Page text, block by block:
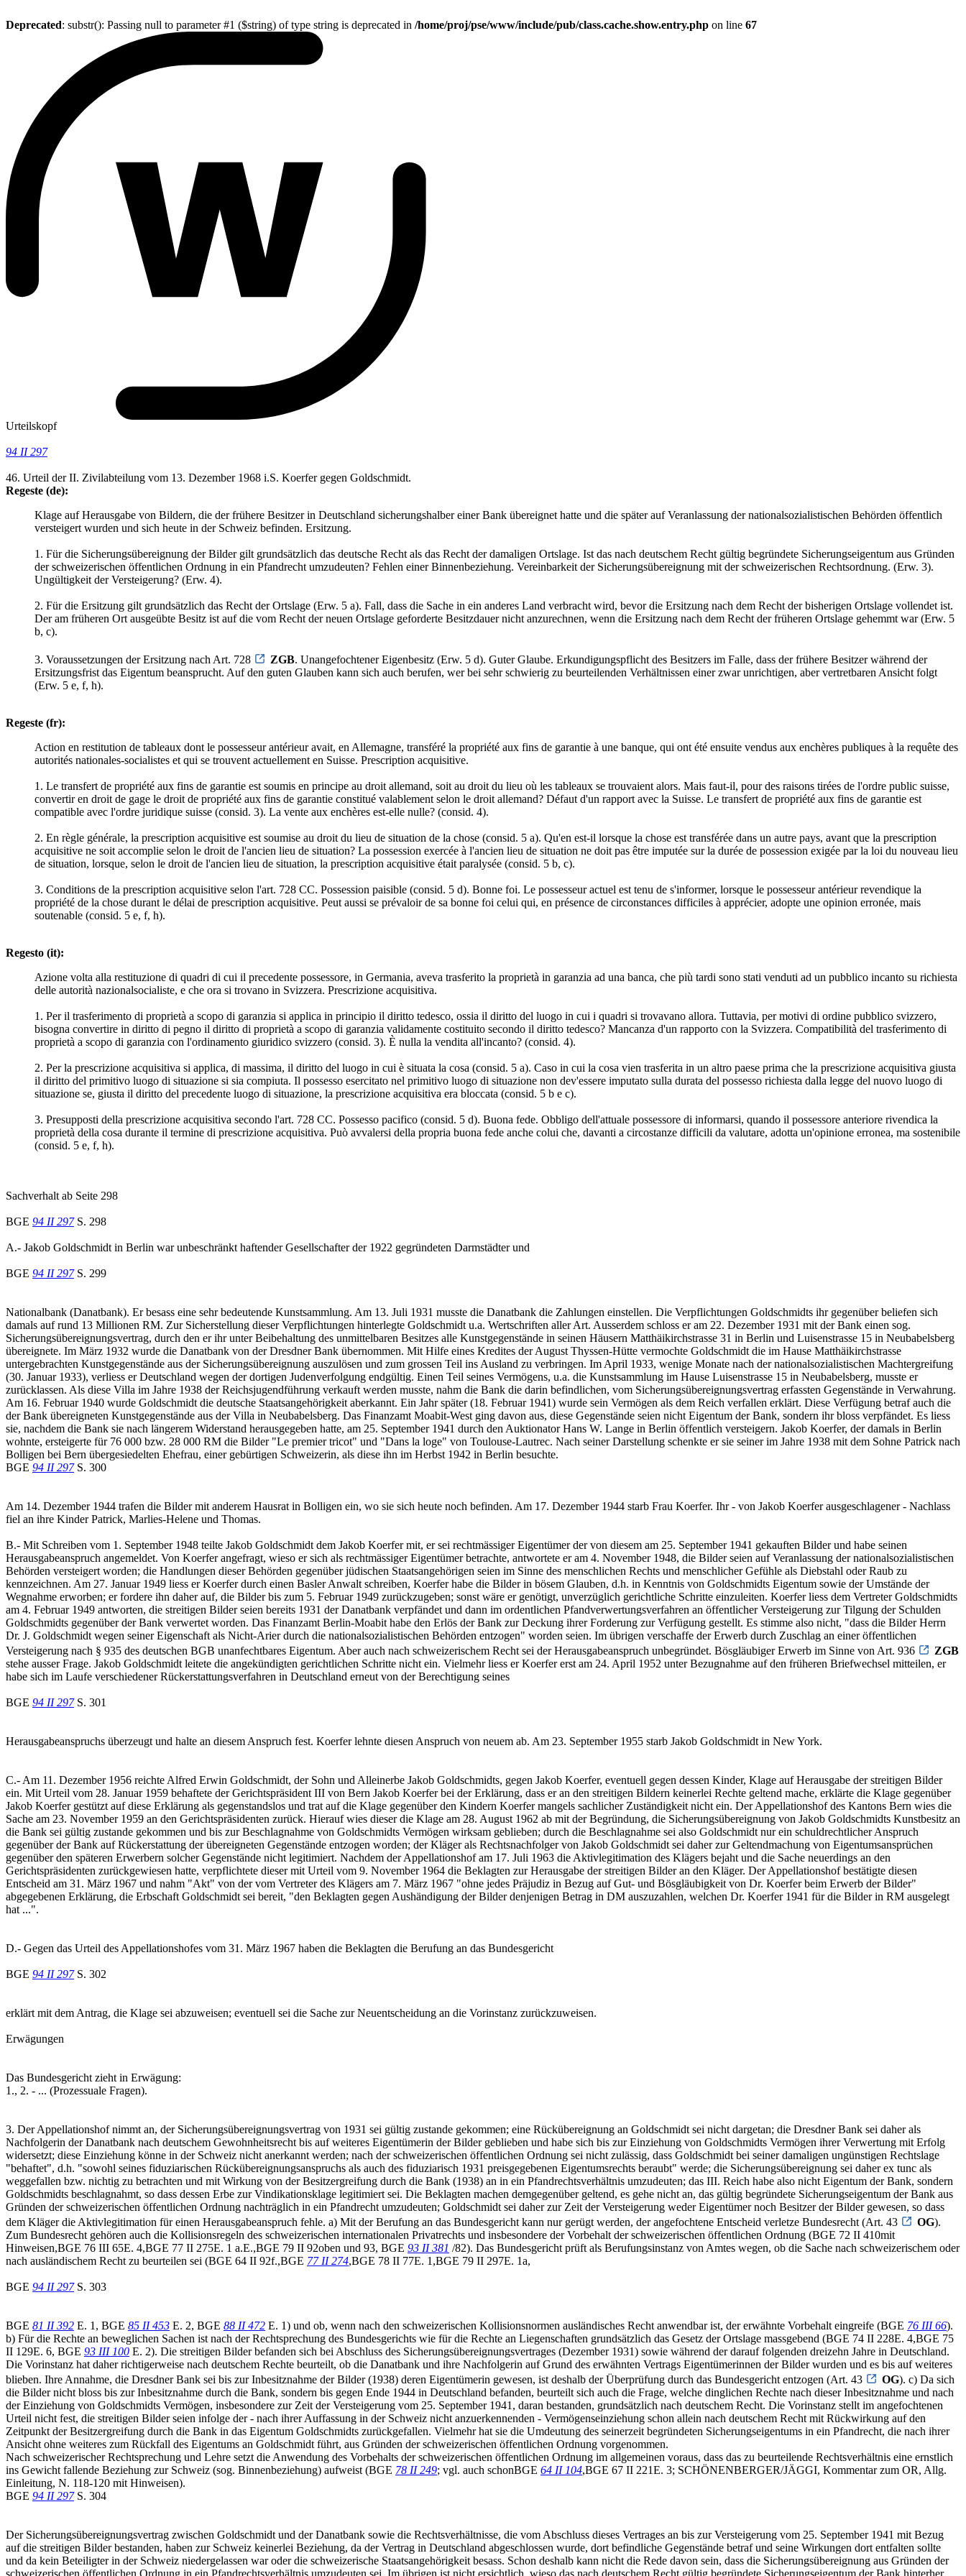
Deprecated: substr(): Passing null to parameter #1 ($string) of type string is deprecated in /home/proj/pse/www/include/pub/class.cache.show.entry.php on line 67
Urteilskopf
94 II 297
46. Urteil der II. Zivilabteilung vom 13. Dezember 1968 i.S. Koerfer gegen Goldschmidt.
Regeste (de):
Klage auf Herausgabe von Bildern, die der frühere Besitzer in Deutschland sicherungshalber einer Bank übereignet hatte und die später auf Veranlassung der nationalsozialistischen Behörden öffentlich
versteigert wurden und sich heute in der Schweiz befinden. Ersitzung.
1. Für die Sicherungsübereignung der Bilder gilt grundsätzlich das deutsche Recht als das Recht der damaligen Ortslage. Ist das nach deutschem Recht gültig begründete Sicherungseigentum aus Gründen
der schweizerischen öffentlichen Ordnung in ein Pfandrecht umzudeuten? Fehlen einer Binnenbeziehung. Vereinbarkeit der Sicherungsübereignung mit der schweizerischen Rechtsordnung. (Erw. 3).
Ungültigkeit der Versteigerung? (Erw. 4).
2. Für die Ersitzung gilt grundsätzlich das Recht der Ortslage (Erw. 5 a). Fall, dass die Sache in ein anderes Land verbracht wird, bevor die Ersitzung nach dem Recht der bisherigen Ortslage vollendet ist.
Der am früheren Ort ausgeübte Besitz ist auf die vom Recht der neuen Ortslage geforderte Besitzdauer nicht anzurechnen, wenn die Ersitzung nach dem Recht der früheren Ortslage gehemmt war (Erw. 5
b, c).
3. Voraussetzungen der Ersitzung nach Art. 728 ZGB. Unangefochtener Eigenbesitz (Erw. 5 d). Guter Glaube. Erkundigungspflicht des Besitzers im Falle, dass der frühere Besitzer während der
Ersitzungsfrist das Eigentum beansprucht. Auf den guten Glauben kann sich auch berufen, wer bei sehr schwierig zu beurteilenden Verhältnissen einer zwar unrichtigen, aber vertretbaren Ansicht folgt
(Erw. 5 e, f, h).
Regeste (fr):
Action en restitution de tableaux dont le possesseur antérieur avait, en Allemagne, transféré la propriété aux fins de garantie à une banque, qui ont été ensuite vendus aux enchères publiques à la requête des
autorités nationales-socialistes et qui se trouvent actuellement en Suisse. Prescription acquisitive.
1. Le transfert de propriété aux fins de garantie est soumis en principe au droit allemand, soit au droit du lieu où les tableaux se trouvaient alors. Mais faut-il, pour des raisons tirées de l'ordre public suisse,
convertir en droit de gage le droit de propriété aux fins de garantie constitué valablement selon le droit allemand? Défaut d'un rapport avec la Suisse. Le transfert de propriété aux fins de garantie est
compatible avec l'ordre juridique suisse (consid. 3). La vente aux enchères est-elle nulle? (consid. 4).
2. En règle générale, la prescription acquisitive est soumise au droit du lieu de situation de la chose (consid. 5 a). Qu'en est-il lorsque la chose est transférée dans un autre pays, avant que la prescription
acquisitive ne soit accomplie selon le droit de l'ancien lieu de situation? La possession exercée à l'ancien lieu de situation ne doit pas être imputée sur la durée de possession exigée par la loi du nouveau lieu
de situation, lorsque, selon le droit de l'ancien lieu de situation, la prescription acquisitive était paralysée (consid. 5 b, c).
3. Conditions de la prescription acquisitive selon l'art. 728 CC. Possession paisible (consid. 5 d). Bonne foi. Le possesseur actuel est tenu de s'informer, lorsque le possesseur antérieur revendique la
propriété de la chose durant le délai de prescription acquisitive. Peut aussi se prévaloir de sa bonne foi celui qui, en présence de circonstances difficiles à apprécier, adopte une opinion erronée, mais
soutenable (consid. 5 e, f, h).
Regesto (it):
Azione volta alla restituzione di quadri di cui il precedente possessore, in Germania, aveva trasferito la proprietà in garanzia ad una banca, che più tardi sono stati venduti ad un pubblico incanto su richiesta
delle autorità nazionalsocialiste, e che ora si trovano in Svizzera. Prescrizione acquisitiva.
1. Per il trasferimento di proprietà a scopo di garanzia si applica in principio il diritto tedesco, ossia il diritto del luogo in cui i quadri si trovavano allora. Tuttavia, per motivi di ordine pubblico svizzero,
bisogna convertire in diritto di pegno il diritto di proprietà a scopo di garanzia validamente costituito secondo il diritto tedesco? Mancanza d'un rapporto con la Svizzera. Compatibilità del trasferimento di
proprietà a scopo di garanzia con l'ordinamento giuridico svizzero (consid. 3). È nulla la vendita all'incanto? (consid. 4).
2. Per la prescrizione acquisitiva si applica, di massima, il diritto del luogo in cui è situata la cosa (consid. 5 a). Caso in cui la cosa vien trasferita in un altro paese prima che la prescrizione acquisitiva giusta
il diritto del primitivo luogo di situazione si sia compiuta. Il possesso esercitato nel primitivo luogo di situazione non dev'essere imputato sulla durata del possesso richiesta dalla legge del nuovo luogo di
situazione se, giusta il diritto del precedente luogo di situazione, la prescrizione acquisitiva era bloccata (consid. 5 b e c).
3. Presupposti della prescrizione acquisitiva secondo l'art. 728 CC. Possesso pacifico (consid. 5 d). Buona fede. Obbligo dell'attuale possessore di informarsi, quando il possessore anteriore rivendica la
proprietà della cosa durante il termine di prescrizione acquisitiva. Può avvalersi della propria buona fede anche colui che, davanti a circostanze difficili da valutare, adotta un'opinione erronea, ma sostenibile
(consid. 5 e, f, h).
Sachverhalt ab Seite 298
BGE 94 II 297S. 298
A.- Jakob Goldschmidt in Berlin war unbeschränkt haftender Gesellschafter der 1922 gegründeten Darmstädter und
BGE 94 II 297S. 299
Nationalbank (Danatbank). Er besass eine sehr bedeutende Kunstsammlung. Am 13. Juli 1931 musste die Danatbank die Zahlungen einstellen. Die Verpflichtungen Goldschmidts ihr gegenüber beliefen sich
damals auf rund 13 Millionen RM. Zur Sicherstellung dieser Verpflichtungen hinterlegte Goldschmidt u.a. Wertschriften aller Art. Ausserdem schloss er am 22. Dezember 1931 mit der Bank einen sog.
Sicherungsübereignungsvertrag, durch den er ihr unter Beibehaltung des unmittelbaren Besitzes alle Kunstgegenstände in seinen Häusern Matthäikirchstrasse 31 in Berlin und Luisenstrasse 15 in Neubabelsberg
übereignete. Im März 1932 wurde die Danatbank von der Dresdner Bank übernommen. Mit Hilfe eines Kredites der August Thyssen-Hütte vermochte Goldschmidt die im Hause Matthäikirchstrasse
untergebrachten Kunstgegenstände aus der Sicherungsübereignung auszulösen und zum grossen Teil ins Ausland zu verbringen. Im April 1933, wenige Monate nach der nationalsozialistischen Machtergreifung
(30. Januar 1933), verliess er Deutschland wegen der dortigen Judenverfolgung endgültig. Einen Teil seines Vermögens, u.a. die Kunstsammlung im Hause Luisenstrasse 15 in Neubabelsberg, musste er
zurücklassen. Als diese Villa im Jahre 1938 der Reichsjugendführung verkauft werden musste, nahm die Bank die darin befindlichen, vom Sicherungsübereignungsvertrag erfassten Gegenstände in Verwahrung.
Am 16. Februar 1940 wurde Goldschmidt die deutsche Staatsangehörigkeit aberkannt. Ein Jahr später (18. Februar 1941) wurde sein Vermögen als dem Reich verfallen erklärt. Diese Verfügung betraf auch die
der Bank übereigneten Kunstgegenstände aus der Villa in Neubabelsberg. Das Finanzamt Moabit-West ging davon aus, diese Gegenstände seien nicht Eigentum der Bank, sondern ihr bloss verpfändet. Es liess
sie, nachdem die Bank sie nach längerem Widerstand herausgegeben hatte, am 25. September 1941 durch den Auktionator Hans W. Lange in Berlin öffentlich versteigern. Jakob Koerfer, der damals in Berlin
wohnte, ersteigerte für 76 000 bzw. 28 000 RM die Bilder "Le premier tricot" und "Dans la loge" von Toulouse-Lautrec. Nach seiner Darstellung schenkte er sie seiner im Jahre 1938 mit dem Sohne Patrick nach
Bolligen bei Bern übergesiedelten Ehefrau, einer gebürtigen Schweizerin, als diese ihn im Herbst 1942 in Berlin besuchte.
BGE 94 II 297S. 300
Am 14. Dezember 1944 trafen die Bilder mit anderem Hausrat in Bolligen ein, wo sie sich heute noch befinden. Am 17. Dezember 1944 starb Frau Koerfer. Ihr - von Jakob Koerfer ausgeschlagener - Nachlass
fiel an ihre Kinder Patrick, Marlies-Helene und Thomas.
B.- Mit Schreiben vom 1. September 1948 teilte Jakob Goldschmidt dem Jakob Koerfer mit, er sei rechtmässiger Eigentümer der von diesem am 25. September 1941 gekauften Bilder und habe seinen
Herausgabeanspruch angemeldet. Von Koerfer angefragt, wieso er sich als rechtmässiger Eigentümer betrachte, antwortete er am 4. November 1948, die Bilder seien auf Veranlassung der nationalsozialistischen
Behörden versteigert worden; die Handlungen dieser Behörden gegenüber jüdischen Staatsangehörigen seien im Sinne des menschlichen Rechts und menschlicher Gefühle als Diebstahl oder Raub zu
kennzeichnen. Am 27. Januar 1949 liess er Koerfer durch einen Basler Anwalt schreiben, Koerfer habe die Bilder in bösem Glauben, d.h. in Kenntnis von Goldschmidts Eigentum sowie der Umstände der
Wegnahme erworben; er fordere ihn daher auf, die Bilder bis zum 5. Februar 1949 zurückzugeben; sonst wäre er genötigt, unverzüglich gerichtliche Schritte einzuleiten. Koerfer liess dem Vertreter Goldschmidts
am 4. Februar 1949 antworten, die streitigen Bilder seien bereits 1931 der Danatbank verpfändet und dann im ordentlichen Pfandverwertungsverfahren an öffentlicher Versteigerung zur Tilgung der Schulden
Goldschmidts gegenüber der Bank verwertet worden. Das Finanzamt Berlin-Moabit habe den Erlös der Bank zur Deckung ihrer Forderung zur Verfügung gestellt. Es stimme also nicht, "dass die Bilder Herrn
Dr. J. Goldschmidt wegen seiner Eigenschaft als Nicht-Arier durch die nationalsozialistischen Behörden entzogen" worden seien. Im übrigen verschaffe der Erwerb durch Zuschlag an einer öffentlichen
Versteigerung nach § 935 des deutschen BGB unanfechtbares Eigentum. Aber auch nach schweizerischem Recht sei der Herausgabeanspruch unbegründet. Bösgläubiger Erwerb im Sinne von Art. 936
ZGB
stehe ausser Frage. Jakob Goldschmidt leitete die angekündigten gerichtlichen Schritte nicht ein. Vielmehr liess er Koerfer erst am 24. April 1952 unter Bezugnahme auf den früheren Briefwechsel mitteilen, er
habe sich im Laufe verschiedener Rückerstattungsverfahren in Deutschland erneut von der Berechtigung seines
BGE 94 II 297S. 301
Herausgabeanspruchs überzeugt und halte an diesem Anspruch fest. Koerfer lehnte diesen Anspruch von neuem ab. Am 23. September 1955 starb Jakob Goldschmidt in New York.
C.- Am 11. Dezember 1956 reichte Alfred Erwin Goldschmidt, der Sohn und Alleinerbe Jakob Goldschmidts, gegen Jakob Koerfer, eventuell gegen dessen Kinder, Klage auf Herausgabe der streitigen Bilder
ein. Mit Urteil vom 28. Januar 1959 behaftete der Gerichtspräsident III von Bern Jakob Koerfer bei der Erklärung, dass er an den streitigen Bildern keinerlei Rechte geltend mache, erklärte die Klage gegenüber
Jakob Koerfer gestützt auf diese Erklärung als gegenstandslos und trat auf die Klage gegenüber den Kindern Koerfer mangels sachlicher Zuständigkeit nicht ein. Der Appellationshof des Kantons Bern wies die
Sache am 23. November 1959 an den Gerichtspräsidenten zurück. Hierauf wies dieser die Klage am 28. August 1962 ab mit der Begründung, die Sicherungsübereignung von Jakob Goldschmidts Kunstbesitz an
die Bank sei gültig zustande gekommen und bis zur Beschlagnahme von Goldschmidts Vermögen wirksam geblieben; durch die Beschlagnahme sei also Goldschmidt nur ein schuldrechtlicher Anspruch
gegenüber der Bank auf Rückerstattung der übereigneten Gegenstände entzogen worden; der Kläger als Rechtsnachfolger von Jakob Goldschmidt sei daher zur Geltendmachung von Eigentumsansprüchen
gegenüber den späteren Erwerbern solcher Gegenstände nicht legitimiert. Nachdem der Appellationshof am 17. Juli 1963 die Aktivlegitimation des Klägers bejaht und die Sache neuerdings an den
Gerichtspräsidenten zurückgewiesen hatte, verpflichtete dieser mit Urteil vom 9. November 1964 die Beklagten zur Herausgabe der streitigen Bilder an den Kläger. Der Appellationshof bestätigte diesen
Entscheid am 31. März 1967 und nahm "Akt" von der vom Vertreter des Klägers am 7. März 1967 "ohne jedes Präjudiz in Bezug auf Gut- und Bösgläubigkeit von Dr. Koerfer beim Erwerb der Bilder"
abgegebenen Erklärung, die Erbschaft Goldschmidt sei bereit, "den Beklagten gegen Aushändigung der Bilder denjenigen Betrag in DM auszuzahlen, welchen Dr. Koerfer 1941 für die Bilder in RM ausgelegt
hat ...".
D.- Gegen das Urteil des Appellationshofes vom 31. März 1967 haben die Beklagten die Berufung an das Bundesgericht
BGE 94 II 297S. 302
erklärt mit dem Antrag, die Klage sei abzuweisen; eventuell sei die Sache zur Neuentscheidung an die Vorinstanz zurückzuweisen.
Erwägungen
Das Bundesgericht zieht in Erwägung:
1., 2. - ... (Prozessuale Fragen).
3. Der Appellationshof nimmt an, der Sicherungsübereignungsvertrag von 1931 sei gültig zustande gekommen; eine Rückübereignung an Goldschmidt sei nicht dargetan; die Dresdner Bank sei daher als
Nachfolgerin der Danatbank nach deutschem Gewohnheitsrecht bis auf weiteres Eigentümerin der Bilder geblieben und habe sich bis zur Einziehung von Goldschmidts Vermögen ihrer Verwertung mit Erfolg
widersetzt; diese Einziehung könne in der Schweiz nicht anerkannt werden; nach der schweizerischen öffentlichen Ordnung sei nicht zulässig, dass Goldschmidt bei seiner damaligen ungünstigen Rechtslage
"behaftet", d.h. "sowohl seines fiduziarischen Rückübereignungsanspruchs als auch des fiduziarisch 1931 preisgegebenen Eigentumsrechts beraubt" werde; die Sicherungsübereignung sei daher ex tunc als
weggefallen bzw. nichtig zu betrachten und mit Wirkung von der Besitzergreifung durch die Bank (1938) an in ein Pfandrechtsverhältnis umzudeuten; das III. Reich habe also nicht Eigentum der Bank, sondern
Goldschmidts beschlagnahmt, so dass dessen Erbe zur Vindikationsklage legitimiert sei. Die Beklagten machen demgegenüber geltend, es gehe nicht an, das gültig begründete Sicherungseigentum der Bank aus
Gründen der schweizerischen öffentlichen Ordnung nachträglich in ein Pfandrecht umzudeuten; Goldschmidt sei daher zur Zeit der Versteigerung weder Eigentümer noch Besitzer der Bilder gewesen, so dass
dem Kläger die Aktivlegitimation für einen Herausgabeanspruch fehle. a) Mit der Berufung an das Bundesgericht kann nur gerügt werden, der angefochtene Entscheid verletze Bundesrecht (Art. 43
OG).
Zum Bundesrecht gehören auch die Kollisionsregeln des schweizerischen internationalen Privatrechts und insbesondere der Vorbehalt der schweizerischen öffentlichen Ordnung (BGE 72 II 410mit
Hinweisen,BGE 76 III 65E. 4,BGE 77 II 275E. 1 a.E.,BGE 79 II 92oben und 93, BGE 93 II 381 /82). Das Bundesgericht prüft als Berufungsinstanz von Amtes wegen, ob die Sache nach schweizerischem oder
nach ausländischem Recht zu beurteilen sei (BGE 64 II 92f.,BGE 77 II 274,BGE 78 II 77E. 1,BGE 79 II 297E. 1a,
BGE 94 II 297S. 303
BGE 81 II 392 E. 1, BGE 85 II 453 E. 2, BGE 88 II 472 E. 1) und ob, wenn nach den schweizerischen Kollisionsnormen ausländisches Recht anwendbar ist, der erwähnte Vorbehalt eingreife (BGE 76 III 66).
b) Für die Rechte an beweglichen Sachen ist nach der Rechtsprechung des Bundesgerichts wie für die Rechte an Liegenschaften grundsätzlich das Gesetz der Ortslage massgebend (BGE 74 II 228E. 4,BGE 75
II 129E. 6, BGE 93 III 100 E. 2). Die streitigen Bilder befanden sich bei Abschluss des Sicherungsübereignungsvertrages (Dezember 1931) sowie während der darauf folgenden dreizehn Jahre in Deutschland.
Die Vorinstanz hat daher richtigerweise nach deutschem Rechte beurteilt, ob die Danatbank und ihre Nachfolgerin auf Grund des erwähnten Vertrags Eigentümerinnen der Bilder wurden und es bis auf weiteres
blieben. Ihre Annahme, die Dresdner Bank sei bis zur Inbesitznahme der Bilder (1938) deren Eigentümerin gewesen, ist deshalb der Überprüfung durch das Bundesgericht entzogen (Art. 43
OG). c) Da sich
die Bilder nicht bloss bis zur Inbesitznahme durch die Bank, sondern bis gegen Ende 1944 in Deutschland befanden, beurteilt sich auch die Frage, welche dinglichen Rechte nach dieser Inbesitznahme und nach
der Einziehung von Goldschmidts Vermögen, insbesondere zur Zeit der Versteigerung vom 25. September 1941, daran bestanden, grundsätzlich nach deutschem Recht. Die Vorinstanz stellt im angefochtenen
Urteil nicht fest, die streitigen Bilder seien infolge der - nach ihrer Auffassung in der Schweiz nicht anzuerkennenden - Vermögenseinziehung schon allein nach deutschem Recht mit Rückwirkung auf den
Zeitpunkt der Besitzergreifung durch die Bank in das Eigentum Goldschmidts zurückgefallen. Vielmehr hat sie die Umdeutung des seinerzeit begründeten Sicherungseigentums in ein Pfandrecht, die nach ihrer
Ansicht ohne weiteres zum Rückfall des Eigentums an Goldschmidt führt, aus Gründen der schweizerischen öffentlichen Ordnung vorgenommen.
Nach schweizerischer Rechtsprechung und Lehre setzt die Anwendung des Vorbehalts der schweizerischen öffentlichen Ordnung im allgemeinen voraus, dass das zu beurteilende Rechtsverhältnis eine ernstlich
ins Gewicht fallende Beziehung zur Schweiz (sog. Binnenbeziehung) aufweist (BGE 78 II 249; vgl. auch schonBGE 64 II 104,BGE 67 II 221E. 3; SCHÖNENBERGER/JÄGGI, Kommentar zum OR, Allg.
Einleitung, N. 118-120 mit Hinweisen).
BGE 94 II 297S. 304
Der Sicherungsübereignungsvertrag zwischen Goldschmidt und der Danatbank sowie die Rechtsverhältnisse, die vom Abschluss dieses Vertrages an bis zur Versteigerung vom 25. September 1941 mit Bezug
auf die streitigen Bilder bestanden, haben zur Schweiz keinerlei Beziehung, da der Vertrag in Deutschland abgeschlossen wurde, dort befindliche Gegenstände betraf und seine Wirkungen dort entfalten sollte
und da kein Beteiligter in der Schweiz niedergelassen war oder die schweizerische Staatsangehörigkeit besass. Schon deshalb kann nicht die Rede davon sein, dass die Sicherungsübereignung aus Gründen der